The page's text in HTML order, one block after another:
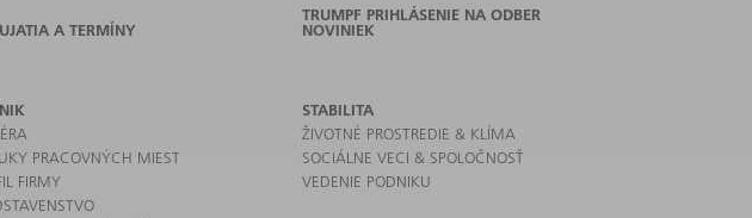
A TERMÍNY
TRUMPF PRIHLÁSENIE NA ODBER
NOVINIEK
PRACOVNÝCH MIEST
FIRMY
STABILITA
ŽIVOTNÉ PROSTREDIE & KLÍMA
SOCIÁLNE VECI & SPOLOČNOSŤ
VEDENIE PODNIKU